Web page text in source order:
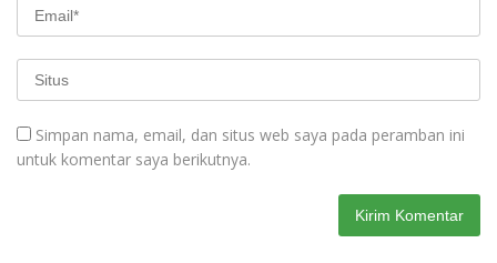
Simpan nama, email, dan situs web saya pada peramban ini
untuk komentar saya berikutnya.